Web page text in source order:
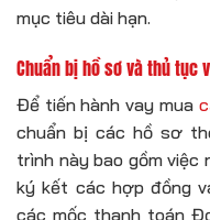
mục tiêu dài hạn.
Chuẩn bị hồ sơ và thủ tục
Để tiến hành vay mua
chuẩn bị các hồ sơ
trình này bao gồm việc
ký kết các hợp đồng
các mốc thanh toán